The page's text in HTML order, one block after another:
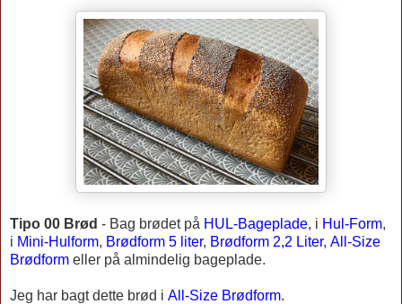
Tipo 00 Brød - Bag brødet på HUL-Bageplade, i Hul-Form,
i Mini-Hulform, Brødform 5 liter, Brødform 2,2 Liter, All-Size
Brødform eller på almindelig bageplade.
Jeg har bagt dette brød i All-Size Brødform.